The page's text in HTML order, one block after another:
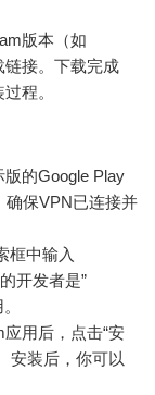
版本（如
链接。下载完成
程。
版的Google Play
确保VPN已连接并
框中输入
开发者是”
应用后，点击“安
安装后，你可以